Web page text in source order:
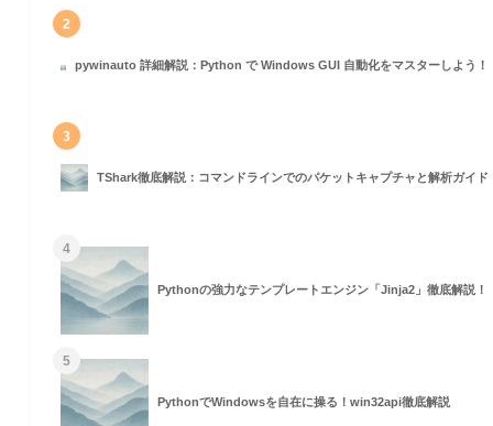
2
pywinauto 詳細解説：Python で Windows GUI 自動化をマスターしよう！
3
TShark徹底解説：コマンドラインでのパケットキャプチャと解析ガイド
4
Pythonの強力なテンプレートエンジン「Jinja2」徹底解説！
5
PythonでWindowsを自在に操る！win32api徹底解説